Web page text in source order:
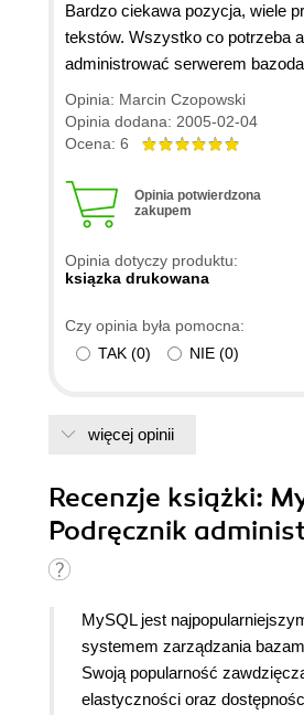
Bardzo ciekawa pozycja, wiele
tekstów. Wszystko co potrzeba
administrować serwerem
Opinia: Marcin Czopowski
Opinia dodana: 2005-02-04
Ocena: 6
Opinia potwierdzona
zakupem
Opinia dotyczy produktu:
ksiązka drukowana
Czy opinia była pomocna:
TAK (0) NIE (0)
więcej opinii
Recenzje książki:
Podręcznik
MySQL jest
systemem zarządzania
Swoją popularność
elastyczności oraz